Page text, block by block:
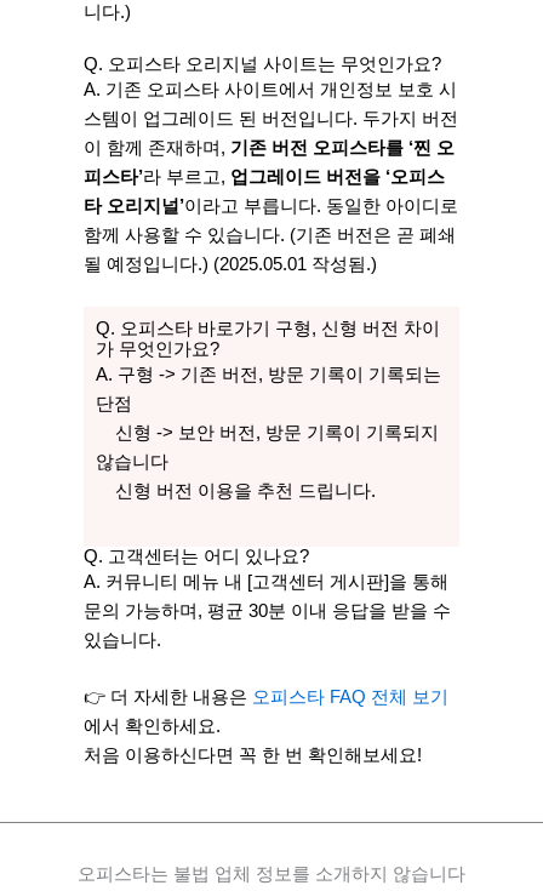
니다.)
Q. 오피스타 오리지널 사이트는 무엇인가요?
A. 기존 오피스타 사이트에서 개인정보 보호 시
스템이 업그레이드 된 버전입니다. 두가지 버전
이 함께 존재하며, 기존 버전 오피스타를 ‘찐 오
피스타’라 부르고, 업그레이드 버전을 ‘오피스
타 오리지널’이라고 부릅니다. 동일한 아이디로
함께 사용할 수 있습니다. (기존 버전은 곧 폐쇄
될 예정입니다.) (2025.05.01 작성됨.)
Q. 오피스타 바로가기 구형, 신형 버전 차이
가 무엇인가요?
A. 구형 -> 기존 버전, 방문 기록이 기록되는
단점
신형 -> 보안 버전, 방문 기록이 기록되지
않습니다
신형 버전 이용을 추천 드립니다.
Q. 고객센터는 어디 있나요?
A. 커뮤니티 메뉴 내 [고객센터 게시판]을 통해
문의 가능하며, 평균 30분 이내 응답을 받을 수
있습니다.
👉 더 자세한 내용은 오피스타 FAQ 전체 보기
에서 확인하세요.
처음 이용하신다면 꼭 한 번 확인해보세요!
오피스타는 불법 업체 정보를 소개하지 않습니다